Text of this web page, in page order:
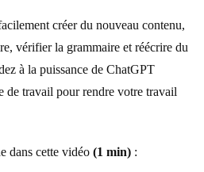
créer du nouveau contenu,
vérifier la grammaire et réécrire du
à la puissance de ChatGPT
de travail pour rendre votre travail
dans cette vidéo (1 min) :